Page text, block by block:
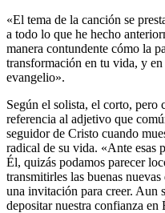
«El tema de la canción se
a todo lo que he hecho
manera contundente cómo la
transformación en tu vida, y
evangelio».
Según el solista, el corto, pero
referencia al adjetivo que
seguidor de Cristo cuando
radical de su vida. «Ante esas
Él, quizás podamos parecer
transmitirles las buenas
una invitación para creer. Aun
depositar nuestra confianza en